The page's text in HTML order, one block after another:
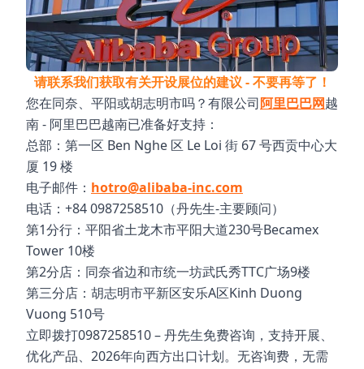
请联系我们获取有关开设展位的建议 - 不要再等了！
您在同奈、平阳或胡志明市吗？有限公司阿里巴巴网越
南 - 阿里巴巴越南已准备好支持：
总部：第一区 Ben Nghe 区 Le Loi 街 67 号西贡中心大
厦 19 楼
电子邮件： hotro@alibaba-inc.com
电话：+84 0987258510（丹先生-主要顾问）
第1分行：平阳省土龙木市平阳大道230号Becamex
Tower 10楼
第2分店：同奈省边和市统一坊武氏秀TTC广场9楼
第三分店：胡志明市平新区安乐A区Kinh Duong
Vuong 510号
立即拨打0987258510 – 丹先生免费咨询，支持开展、
优化产品、2026年向西方出口计划。无咨询费，无需